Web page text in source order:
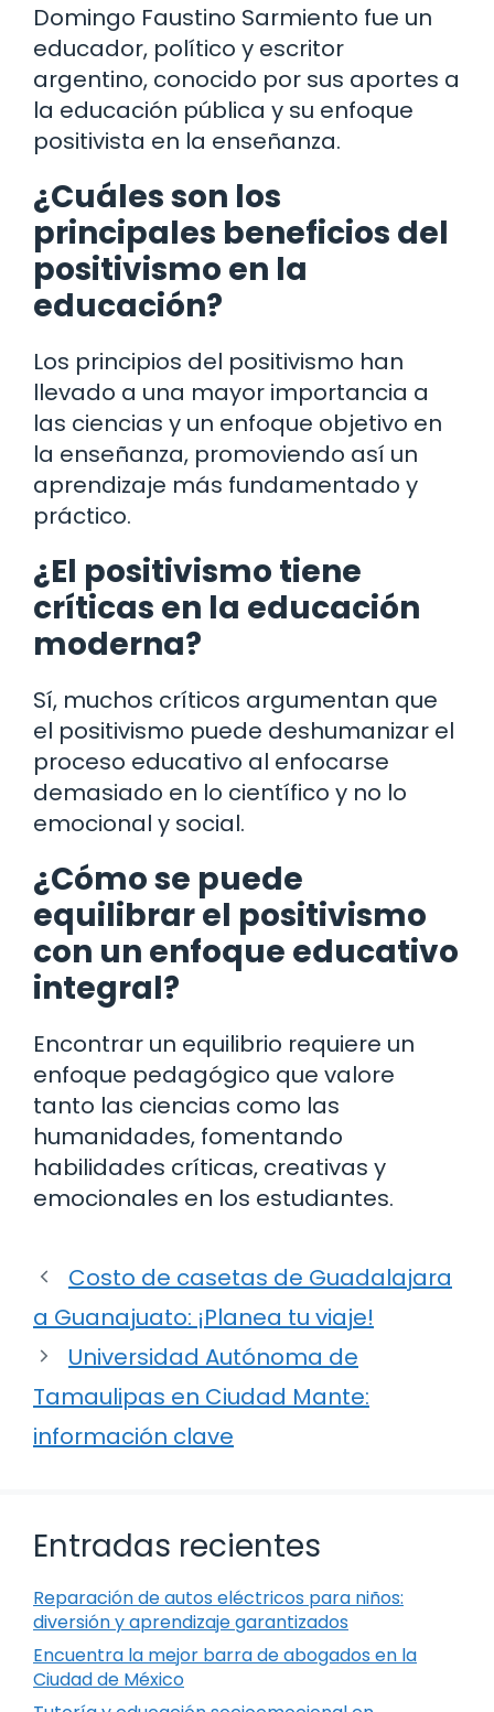
Domingo Faustino Sarmiento fue un
educador, político y escritor
argentino, conocido por sus aportes a
la educación pública y su enfoque
positivista en la enseñanza.
¿Cuáles son los
principales beneficios del
positivismo en la
educación?
Los principios del positivismo han
llevado a una mayor importancia a
las ciencias y un enfoque objetivo en
la enseñanza, promoviendo así un
aprendizaje más fundamentado y
práctico.
¿El positivismo tiene
críticas en la educación
moderna?
Sí, muchos críticos argumentan que
el positivismo puede deshumanizar el
proceso educativo al enfocarse
demasiado en lo científico y no lo
emocional y social.
¿Cómo se puede
equilibrar el positivismo
con un enfoque educativo
integral?
Encontrar un equilibrio requiere un
enfoque pedagógico que valore
tanto las ciencias como las
humanidades, fomentando
habilidades críticas, creativas y
emocionales en los estudiantes.
Costo de casetas de Guadalajara
a Guanajuato: ¡Planea tu viaje!
Universidad Autónoma de
Tamaulipas en Ciudad Mante:
información clave
Entradas recientes
Reparación de autos eléctricos para niños:
diversión y aprendizaje garantizados
Encuentra la mejor barra de abogados en la
Ciudad de México